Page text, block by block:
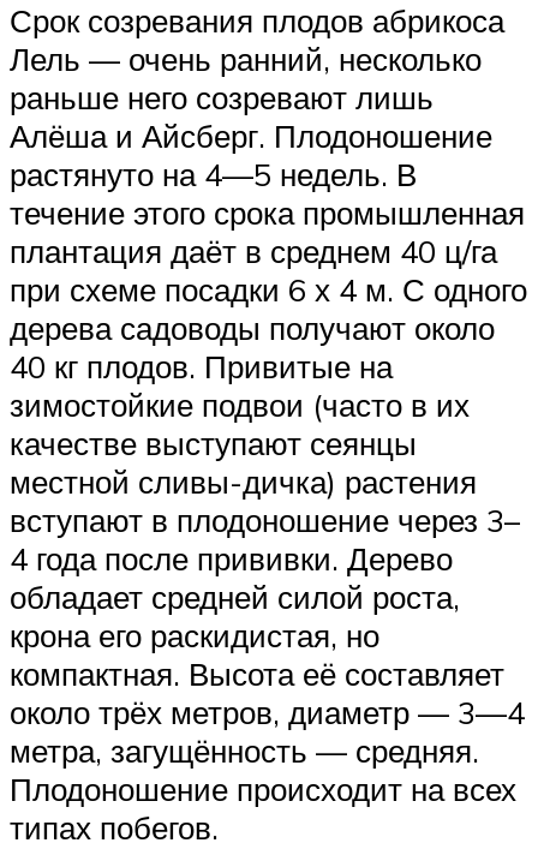
Срок созревания плодов абрикоса
Лель — очень ранний, несколько
раньше него созревают лишь
Алёша и Айсберг. Плодоношение
растянуто на 4—5 недель. В
течение этого срока промышленная
плантация даёт в среднем 40 ц/га
при схеме посадки 6 х 4 м. С одного
дерева садоводы получают около
40 кг плодов. Привитые на
зимостойкие подвои (часто в их
качестве выступают сеянцы
местной сливы-дичка) растения
вступают в плодоношение через 3–
4 года после прививки. Дерево
обладает средней силой роста,
крона его раскидистая, но
компактная. Высота её составляет
около трёх метров, диаметр — 3—4
метра, загущённость — средняя.
Плодоношение происходит на всех
типах побегов.